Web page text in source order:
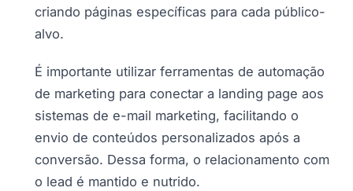
criando páginas específicas para cada público-
alvo.
É importante utilizar ferramentas de automação
de marketing para conectar a landing page aos
sistemas de e-mail marketing, facilitando o
envio de conteúdos personalizados após a
conversão. Dessa forma, o relacionamento com
o lead é mantido e nutrido.